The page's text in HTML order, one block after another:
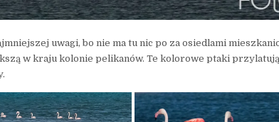
uwagi, bo nie ma tu nic po za osiedlami
w kraju kolonie pelikanów. Te kolorowe ptaki